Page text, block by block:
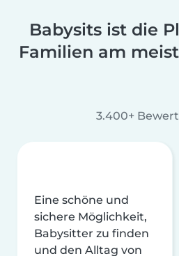
Babysits ist die
Familien am
3.400+
Eine schöne und
sichere Möglichkeit,
Babysitter zu finden
und den Alltag von